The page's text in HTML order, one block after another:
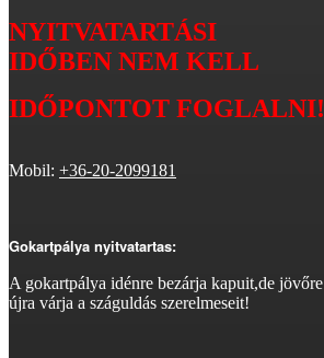
NYITVATARTÁSI
IDŐBEN NEM KELL
IDŐPONTOT FOGLALNI!
Mobil: +36-20-2099181
Gokartpálya nyitvatartas:
A gokartpálya idénre bezárja kapuit,de jövőre
újra várja a száguldás szerelmeseit!